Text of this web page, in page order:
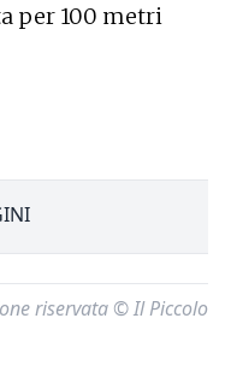
per 100 metri
riservata © Il Piccolo